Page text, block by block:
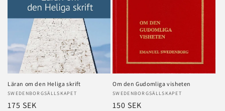
Läran om den Heliga skrift
Säljare:
SWEDENBORGSÄLLSKAPET
Ordinarie
175 SEK
Om den Gudomliga visheten
Säljare:
SWEDENBORGSÄLLSKAPET
Ordinarie
150 SEK